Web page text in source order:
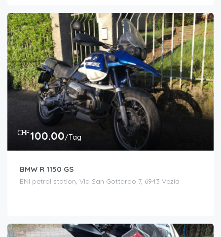
CHF100.00/Tag
BMW R 1150 GS
ENI petrol station, Via San Gottardo 7, 6943 Vezia